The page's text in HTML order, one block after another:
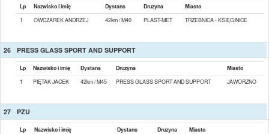
Lp Nazwisko i imię Dystans Druzyna
Miasto
1
OWCZAREK ANDRZEJ 42km / M40 PLAST-MET TRZEBNICA - KSIĘGINICE
26 PRESS GLASS SPORT AND SUPPORT
Lp Nazwisko i imię Dystans Druzyna
Miasto
1
PIĘTAK JACEK 42km / M45 PRESS GLASS SPORT AND SUPPORT JAWORZNO
27 PZU
Lp Nazwisko i imię Dystans Druzyna
Miasto